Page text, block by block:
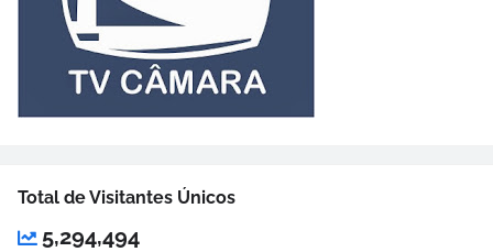
Total de Visitantes Únicos
5,294,494